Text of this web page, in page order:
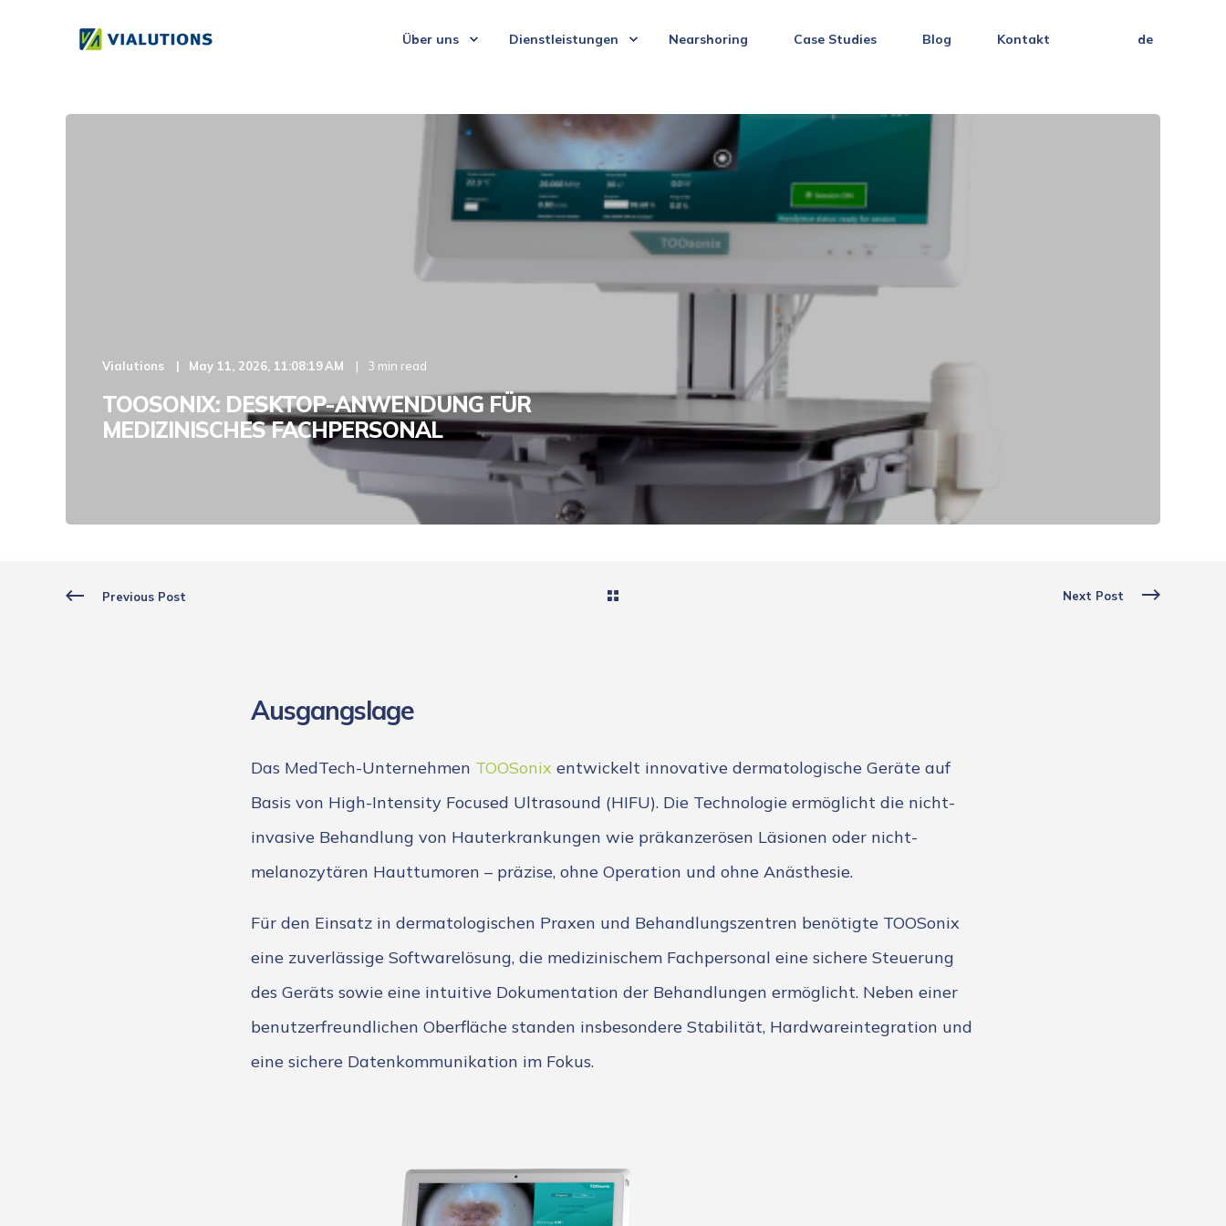
Über uns Dienstleistungen Nearshoring Case Studies Blog Kontakt de
Vialutions May 11, 2026, 11:08:19 AM 3 min read
TOOSONIX: DESKTOP-ANWENDUNG FÜR
MEDIZINISCHES FACHPERSONAL
Previous Post Next Post
Ausgangslage
Das MedTech-Unternehmen TOOSonix entwickelt innovative dermatologische Geräte auf
Basis von High-Intensity Focused Ultrasound (HIFU). Die Technologie ermöglicht die nicht-
invasive Behandlung von Hauterkrankungen wie präkanzerösen Läsionen oder nicht-
melanozytären Hauttumoren – präzise, ohne Operation und ohne Anästhesie.
Für den Einsatz in dermatologischen Praxen und Behandlungszentren benötigte TOOSonix
eine zuverlässige Softwarelösung, die medizinischem Fachpersonal eine sichere Steuerung
des Geräts sowie eine intuitive Dokumentation der Behandlungen ermöglicht. Neben einer
benutzerfreundlichen Oberfläche standen insbesondere Stabilität, Hardwareintegration und
eine sichere Datenkommunikation im Fokus.